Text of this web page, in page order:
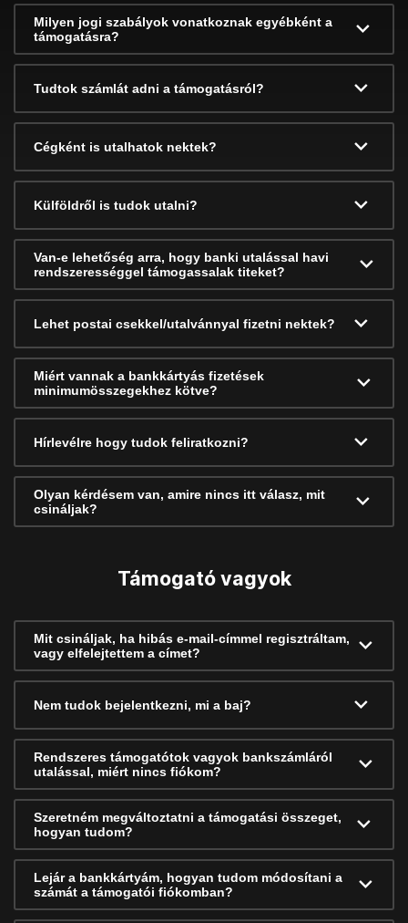
Milyen jogi szabályok vonatkoznak egyébként a
támogatásra?
Tudtok számlát adni a támogatásról?
Cégként is utalhatok nektek?
Külföldről is tudok utalni?
Van-e lehetőség arra, hogy banki utalással havi
rendszerességgel támogassalak titeket?
Lehet postai csekkel/utalvánnyal fizetni nektek?
Miért vannak a bankkártyás fizetések
minimumösszegekhez kötve?
Hírlevélre hogy tudok feliratkozni?
Olyan kérdésem van, amire nincs itt válasz, mit
csináljak?
Támogató vagyok
Mit csináljak, ha hibás e-mail-címmel regisztráltam,
vagy elfelejtettem a címet?
Nem tudok bejelentkezni, mi a baj?
Rendszeres támogatótok vagyok bankszámláról
utalással, miért nincs fiókom?
Szeretném megváltoztatni a támogatási összeget,
hogyan tudom?
Lejár a bankkártyám, hogyan tudom módosítani a
számát a támogatói fiókomban?